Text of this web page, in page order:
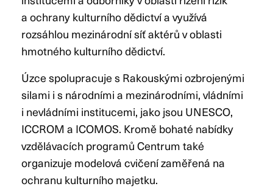
a ochrany kulturního dědictví a využívá
rozsáhlou mezinárodní síť aktérů v oblasti
hmotného kulturního dědictví.
Úzce spolupracuje s Rakouskými ozbrojenými
silami i s národními a mezinárodními, vládními
i nevládními institucemi, jako jsou UNESCO,
ICCROM a ICOMOS. Kromě bohaté nabídky
vzdělávacích programů Centrum také
organizuje modelová cvičení zaměřená na
ochranu kulturního majetku.